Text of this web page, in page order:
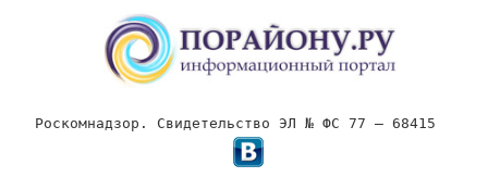
Роскомнадзор. Свидетельство ЭЛ № ФС 77 – 68415